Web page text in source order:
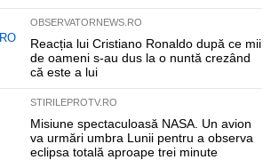
OBSERVATORNEWS.RO
Reacția lui Cristiano Ronaldo după ce mii
de oameni s-au dus la o nuntă crezând
că este a lui
STIRILEPROTV.RO
Misiune spectaculoasă NASA. Un avion
va urmări umbra Lunii pentru a observa
eclipsa totală aproape trei minute